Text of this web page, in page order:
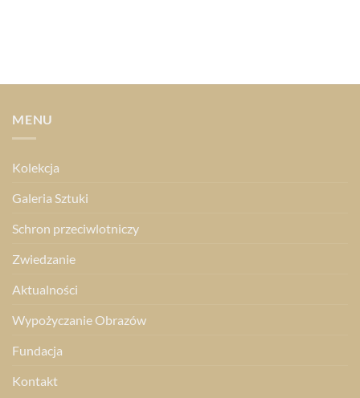
MENU
Kolekcja
Galeria Sztuki
Schron przeciwlotniczy
Zwiedzanie
Aktualności
Wypożyczanie Obrazów
Fundacja
Kontakt